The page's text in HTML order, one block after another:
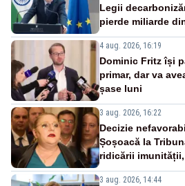
Legii
pierde miliarde
4 aug. 2026, 16:19
Dominic Fritz își
primar, dar va
șase luni
3 aug. 2026, 16:22
Decizie
Șoșoacă la
ridicării
3 aug. 2026, 14:44